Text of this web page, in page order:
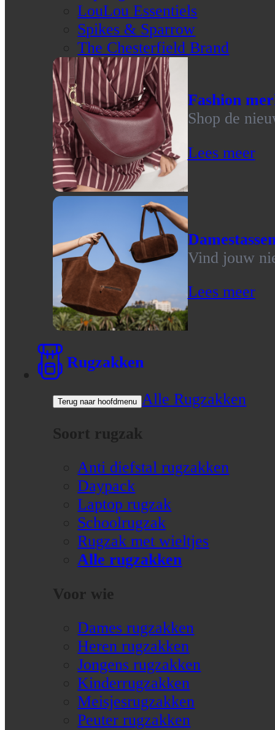
LouLou Essentiels
Spikes & Sparrow
The Chesterfield Brand
Fashion
Shop de
Lees meer
Vind jouw
Lees meer
Rugzakken
Terug naar hoofdmenu Alle Rugzakken
Soort rugzak
Anti diefstal rugzakken
Daypack
Laptop rugzak
Schoolrugzak
Rugzak met wieltjes
Alle rugzakken
Voor wie
Dames rugzakken
Heren rugzakken
Jongens rugzakken
Kinderrugzakken
Meisjesrugzakken
Peuter rugzakken